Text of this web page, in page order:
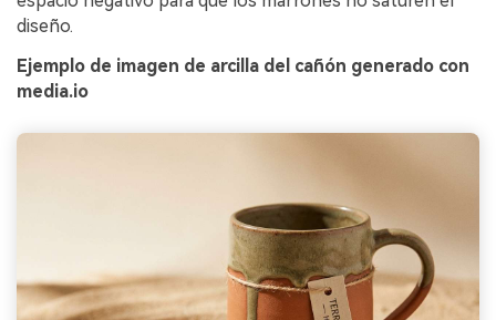
diseño.
Ejemplo de imagen de arcilla del cañón generado con
media.io